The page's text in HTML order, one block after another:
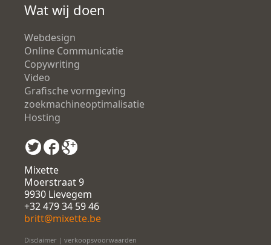
Wat wij doen
Webdesign
Online Communicatie
Copywriting
Video
Grafische vormgeving
zoekmachineoptimalisatie
Hosting
Mixette
Moerstraat 9
9930 Lievegem
+32 479 34 59 46
britt@mixette.be
Disclaimer | verkoopsvoorwaarden